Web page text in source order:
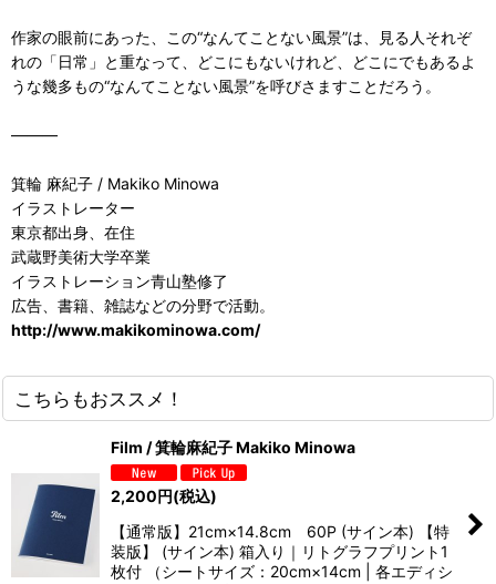
作家の眼前にあった、この“なんてことない風景”は、見る人それぞ
れの「日常」と重なって、どこにもないけれど、どこにでもあるよ
うな幾多もの“なんてことない風景”を呼びさますことだろう。
―――
箕輪 麻紀子 / Makiko Minowa
イラストレーター
東京都出身、在住
武蔵野美術大学卒業
イラストレーション青山塾修了
広告、書籍、雑誌などの分野で活動。
http://www.makikominowa.com/
こちらもおススメ！
Film / 箕輪麻紀子 Makiko Minowa
2,200円(税込)
【通常版】21cm×14.8cm 60P (サイン本) 【特
装版】 (サイン本) 箱入り｜リトグラフプリント1
枚付 （シートサイズ：20cm×14cm | 各エディシ